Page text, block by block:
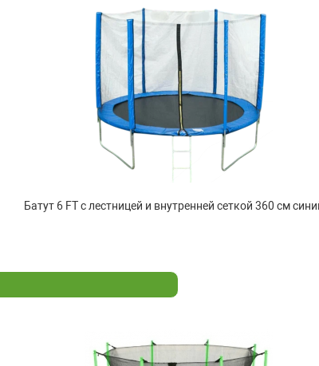
Батут 6 FT с лестницей и внутренней сеткой 360 см